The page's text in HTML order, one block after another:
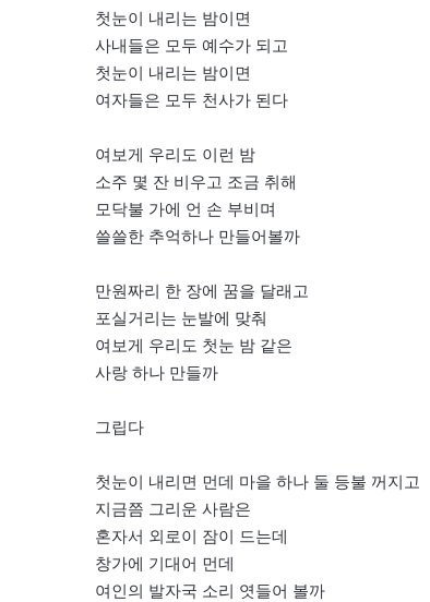
첫눈이 내리는 밤이면
사내들은 모두 예수가 되고
첫눈이 내리는 밤이면
여자들은 모두 천사가 된다
여보게 우리도 이런 밤
소주 몇 잔 비우고 조금 취해
모닥불 가에 언 손 부비며
쓸쓸한 추억하나 만들어볼까
만원짜리 한 장에 꿈을 달래고
포실거리는 눈발에 맞춰
여보게 우리도 첫눈 밤 같은
사랑 하나 만들까
그립다
첫눈이 내리면 먼데 마을 하나 둘 등불 꺼지고
지금쯤 그리운 사람은
혼자서 외로이 잠이 드는데
창가에 기대어 먼데
여인의 발자국 소리 엿들어 볼까